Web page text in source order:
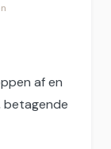
af en
betagende